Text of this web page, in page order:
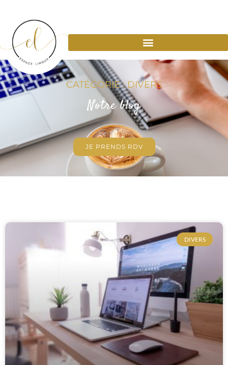
CATÉGORIE : DIVERS
Notre blog
JE PRENDS RDV
DIVERS